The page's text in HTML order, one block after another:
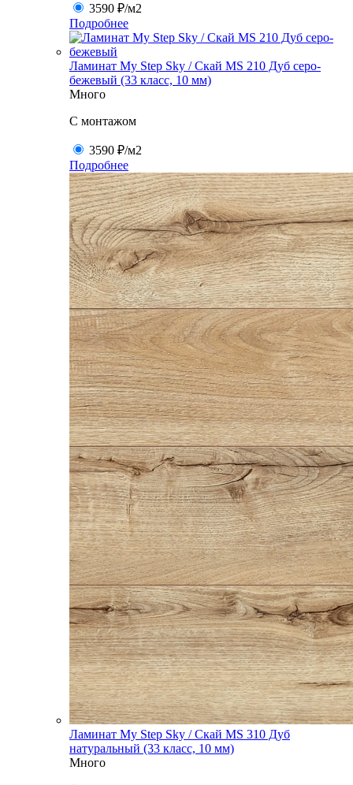
3590 ₽/м2
Подробнее
Ламинат My Step Sky / Скай MS 210 Дуб серо-
бежевый (33 класс, 10 мм)
Много
C монтажом
3590 ₽/м2
Подробнее
Ламинат My Step Sky / Скай MS 310 Дуб
натуральный (33 класс, 10 мм)
Много